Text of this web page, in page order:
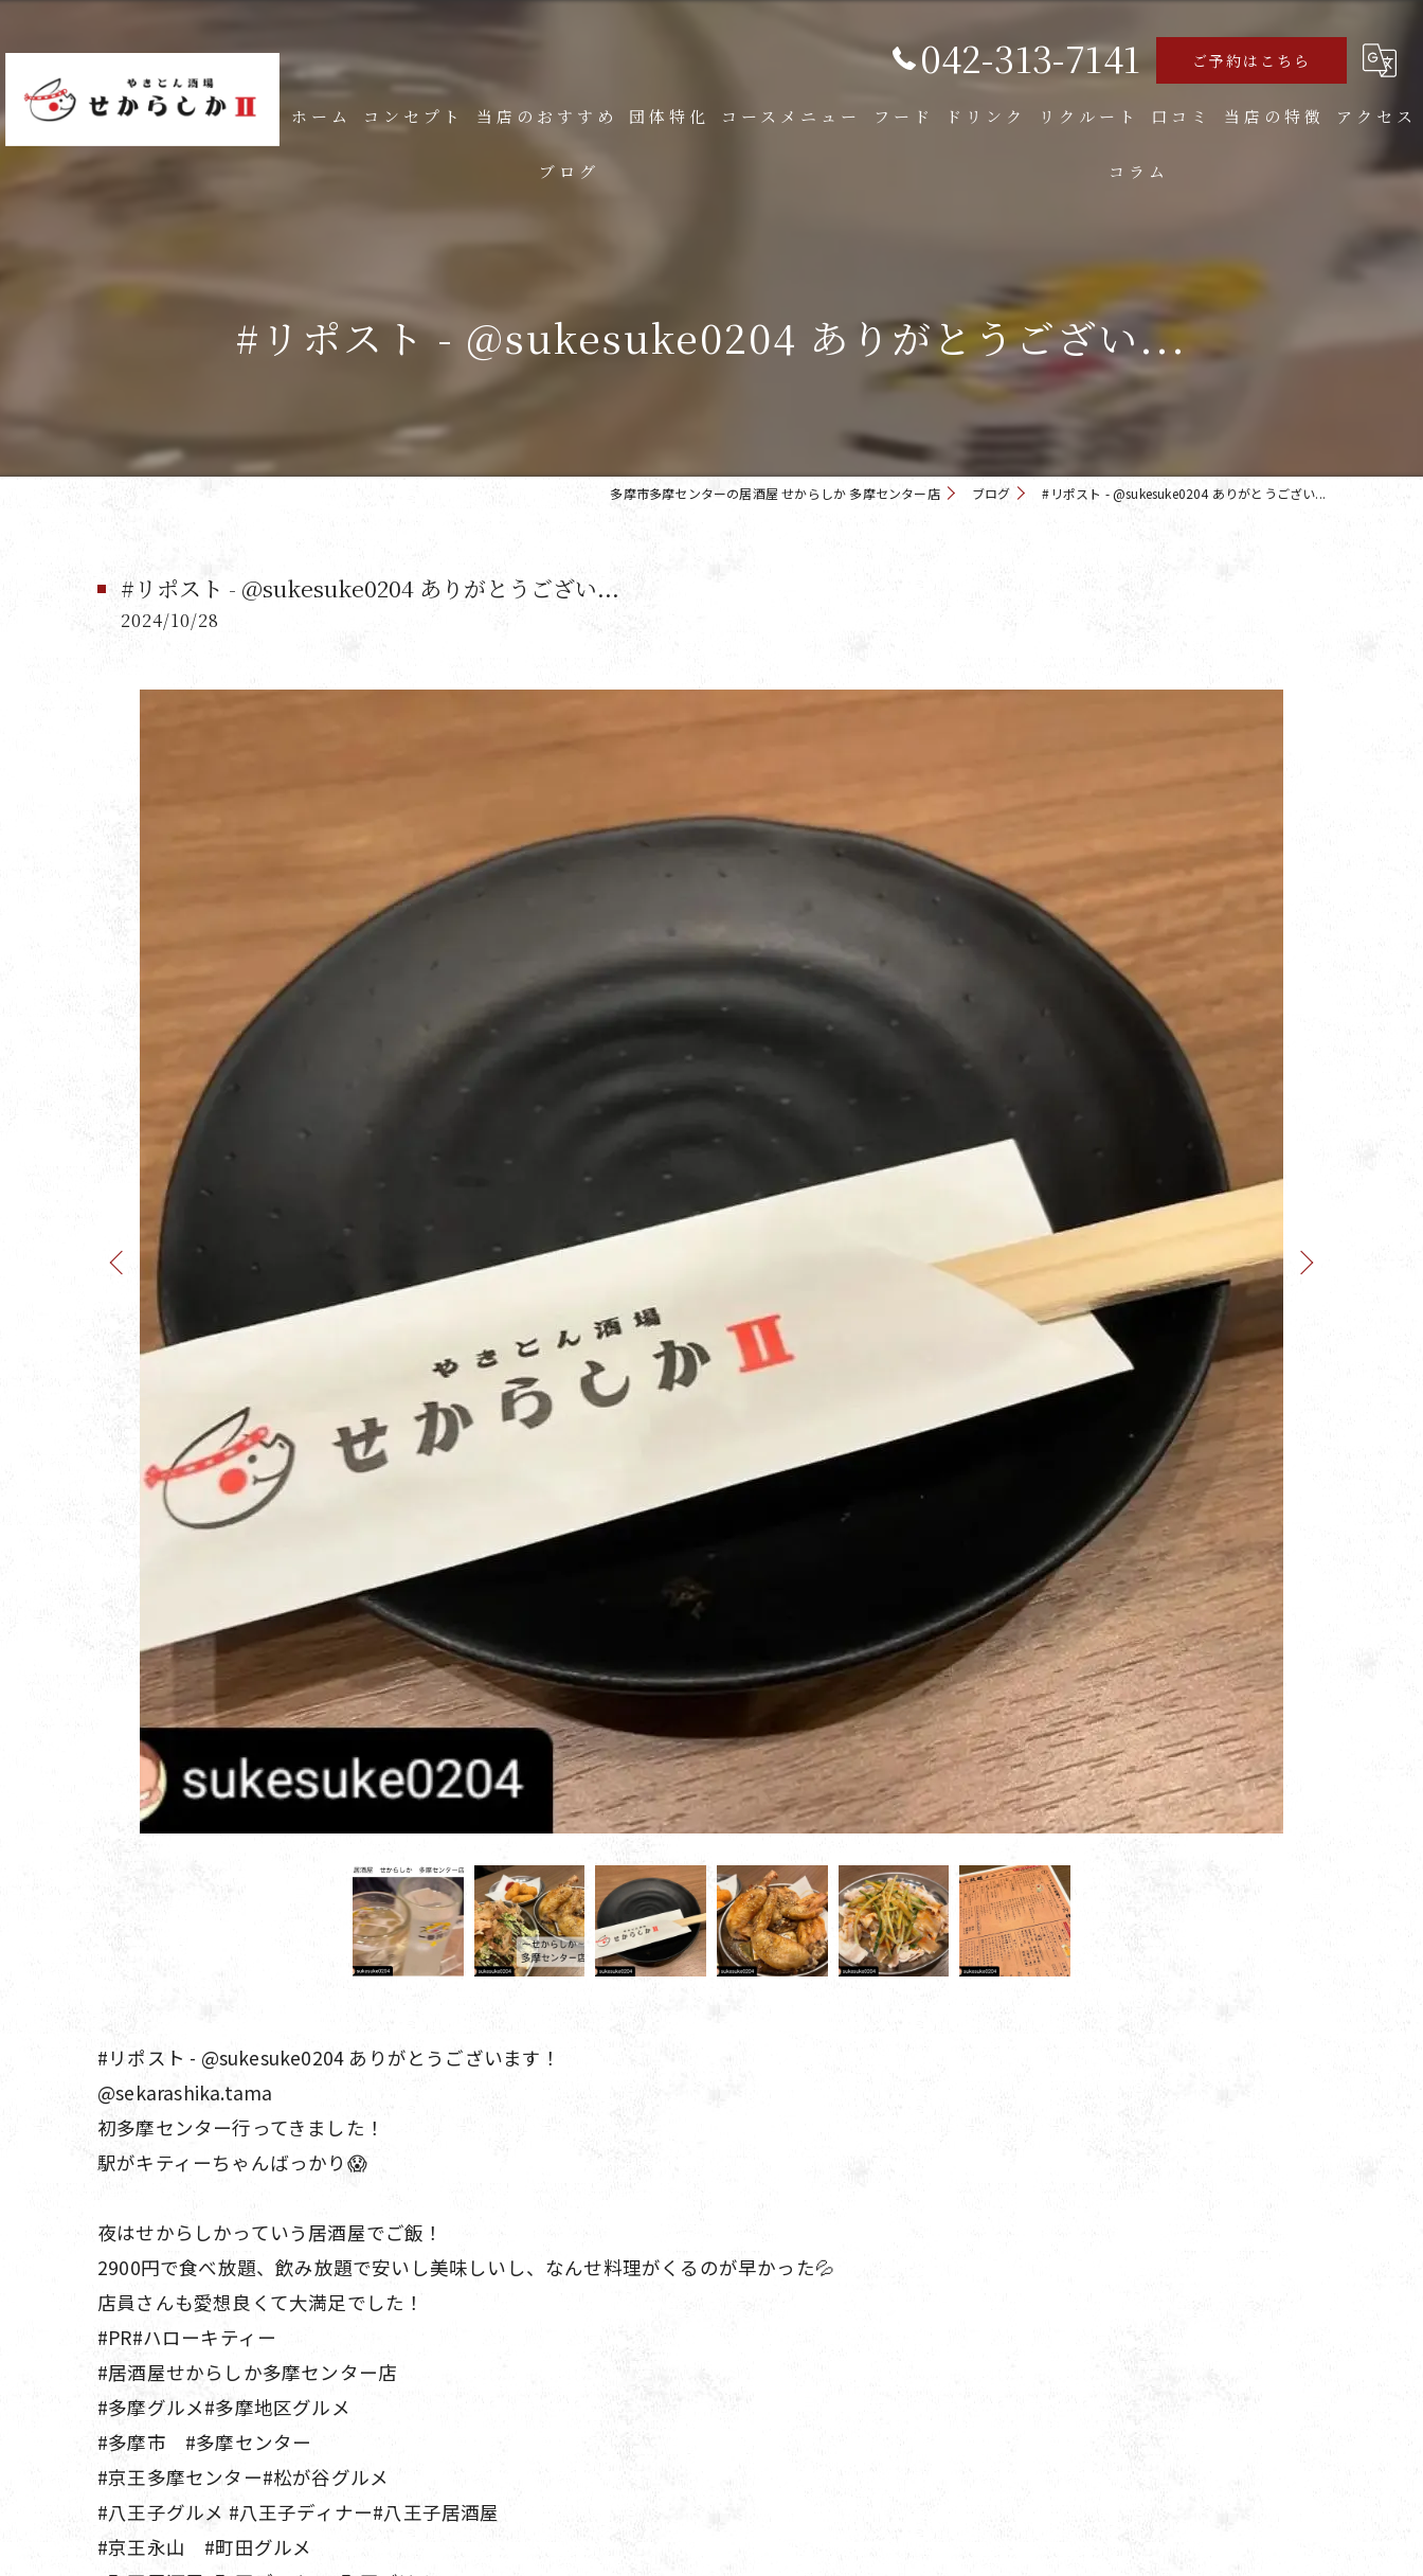
042-313-7141 ご予約はこちら
ホーム コンセプト 当店のおすすめ 団体特化 コースメニュー フード ドリンク リクルート 口コミ 当店の特徴 アクセス
ブログ コラム
#リポスト - @sukesuke0204 ありがとうござい...
多摩市多摩センターの居酒屋 せからしか 多摩センター店 ブログ #リポスト - @sukesuke0204 ありがとうござい...
#リポスト - @sukesuke0204 ありがとうござい...
2024/10/28
#リポスト - @sukesuke0204 ありがとうございます！
@sekarashika.tama
初多摩センター行ってきました！
駅がキティーちゃんばっかり😱
夜はせからしかっていう居酒屋でご飯！
2900円で食べ放題、飲み放題で安いし美味しいし、なんせ料理がくるのが早かった💦
店員さんも愛想良くて大満足でした！
#PR#ハローキティー
#居酒屋せからしか多摩センター店
#多摩グルメ#多摩地区グルメ
#多摩市 #多摩センター
#京王多摩センター#松が谷グルメ
#八王子グルメ #八王子ディナー#八王子居酒屋
#京王永山 #町田グルメ